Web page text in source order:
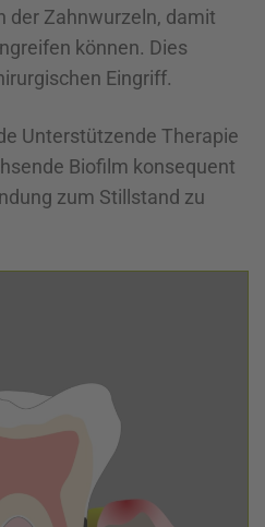
der Zahnwurzeln, damit
können. Dies
Eingriff.
Unterstützende Therapie
Biofilm konsequent
zum Stillstand zu